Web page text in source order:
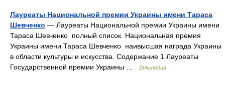
Лауреаты Национальной премии Украины имени Тараса
Шевченко — Лауреаты Национальной премии Украины имени
Тараса Шевченко полный список. Национальная премия
Украины имени Тараса Шевченко наивысшая награда Украины
в области культуры и искусства. Содержание 1 Лауреаты
Государственной премии Украины …
Википедия